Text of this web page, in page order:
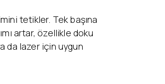
tetikler. Tek başına
artar, özellikle doku
da lazer için uygun